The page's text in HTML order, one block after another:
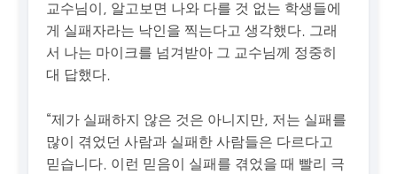
교수님이, 알고보면 나와 다를 것 없는 학생들에
게 실패자라는 낙인을 찍는다고 생각했다. 그래
서 나는 마이크를 넘겨받아 그 교수님께 정중히
대 답했다.
“제가 실패하지 않은 것은 아니지만, 저는 실패를
많이 겪었던 사람과 실패한 사람들은 다르다고
믿습니다. 이런 믿음이 실패를 겪었을 때 빨리 극